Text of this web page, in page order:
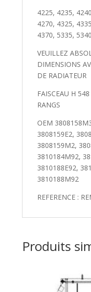
4345,
4355,
4360,
4365,
4370,
5335,
5355,
5360,
MT434B
4225, 4235,
4270, 4325,
4370, 5335,
VEUILLEZ
DIMENSIONS
DE RADIATEUR
FAISCEAU H
RANGS
OEM
3808159E2,
3808159M2,
3810184M92,
3810188E92,
3810188M92
REFERENCE :
Produits